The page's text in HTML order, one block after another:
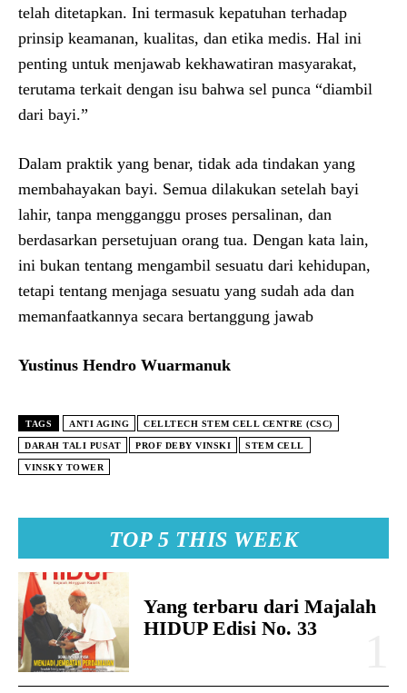
TOP 5 THIS WEEK
Yang terbaru dari Majalah
HIDUP Edisi No. 33
telah ditetapkan. Ini termasuk kepatuhan terhadap
prinsip keamanan, kualitas, dan etika medis. Hal ini
penting untuk menjawab kekhawatiran masyarakat,
terutama terkait dengan isu bahwa sel punca “diambil
dari bayi.”
Dalam praktik yang benar, tidak ada tindakan yang
membahayakan bayi. Semua dilakukan setelah bayi
lahir, tanpa mengganggu proses persalinan, dan
berdasarkan persetujuan orang tua. Dengan kata lain,
ini bukan tentang mengambil sesuatu dari kehidupan,
tetapi tentang menjaga sesuatu yang sudah ada dan
memanfaatkannya secara bertanggung jawab
Yustinus Hendro Wuarmanuk
TAGS ANTI AGING CELLTECH STEM CELL CENTRE (CSC)
DARAH TALI PUSAT PROF DEBY VINSKI STEM CELL
VINSKY TOWER